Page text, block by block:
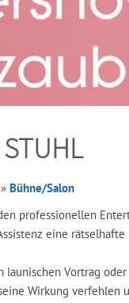
» Bühne/Salon
professionellen
eine
Vortrag
Wirkung verfehlen